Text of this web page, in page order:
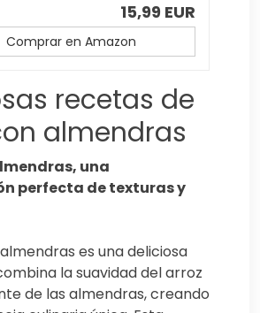
15,99 EUR
Comprar en Amazon
recetas de
almendras
una
perfecta de texturas y
es una deliciosa
la suavidad del arroz
de las almendras, creando